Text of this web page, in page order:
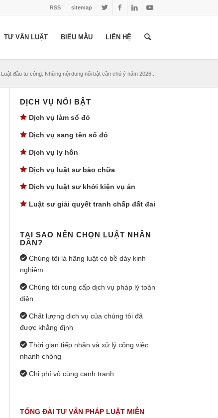
RSS sitemap
TƯ VẤN LUẬT BIỂU MẪU LIÊN HỆ
Luật đầu tư công: Những nội dung nổi bật cần chú ý năm 2026...
DỊCH VỤ NỔI BẬT
Dịch vụ làm sổ đỏ
Dịch vụ sang tên sổ đỏ
Dịch vụ ly hôn
Dịch vụ luật sư bào chữa
Dịch vụ luật sư khởi kiện vụ án
Luật sư giải quyết tranh chấp đất đai
TẠI SAO NÊN CHỌN LUẬT NHÂN
DÂN?
Chúng tôi là hãng luật có bề dày kinh
nghiệm
Chúng tôi cung cấp dịch vụ pháp lý toàn
diện
Chất lượng dịch vụ của chúng tôi đã
được khẳng định
Thời gian tiếp nhận và xử lý công việc
nhanh chóng
Chi phí vô cùng cạnh tranh
TỔNG ĐÀI TƯ VẤN PHÁP LUẬT MIỄN